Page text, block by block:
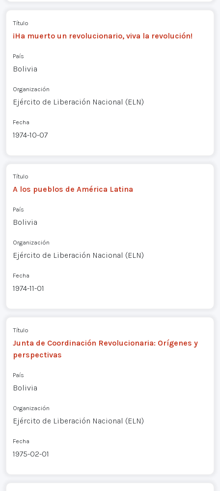
Título
¡Ha muerto un revolucionario, viva la revolución!
País
Bolivia
Organización
Ejército de Liberación Nacional (ELN)
Fecha
1974-10-07
Título
A los pueblos de América Latina
País
Bolivia
Organización
Ejército de Liberación Nacional (ELN)
Fecha
1974-11-01
Título
Junta de Coordinación Revolucionaria: Orígenes y
perspectivas
País
Bolivia
Organización
Ejército de Liberación Nacional (ELN)
Fecha
1975-02-01